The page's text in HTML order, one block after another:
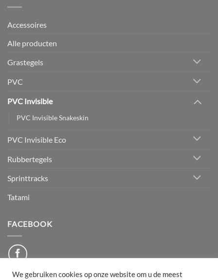
Accessoires
Alle producten
Grastegels
PVC
PVC Invisible
PVC Invisible Snakeskin
PVC Invisible Eco
Rubbertegels
Sprinttracks
Tatami
FACEBOOK
We gebruiken cookies op onze website om u de meest